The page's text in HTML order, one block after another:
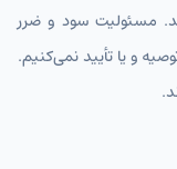
مسئولیت سود و ضرر
و یا تأیید نمی‌کنیم.